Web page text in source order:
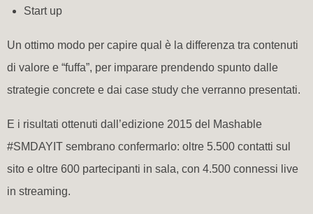
Start up
Un ottimo modo per capire qual è la differenza tra contenuti
di valore e “fuffa”, per imparare prendendo spunto dalle
strategie concrete e dai case study che verranno presentati.
E i risultati ottenuti dall’edizione 2015 del Mashable
#SMDAYIT sembrano confermarlo: oltre 5.500 contatti sul
sito e oltre 600 partecipanti in sala, con 4.500 connessi live
in streaming.